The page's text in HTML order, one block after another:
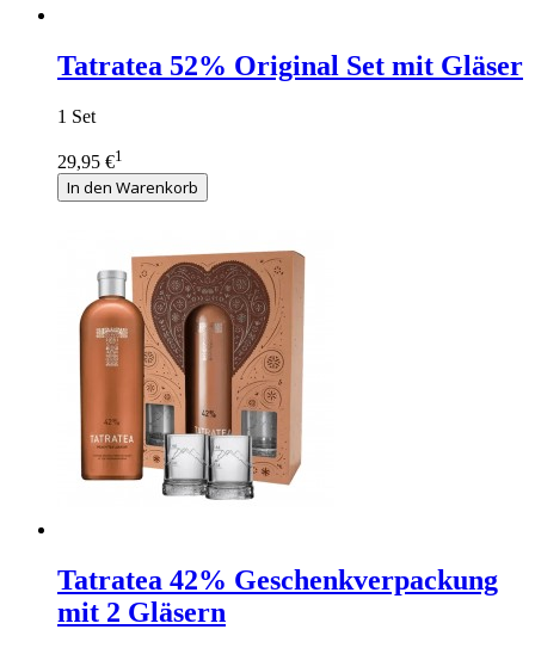
Tatratea 52% Original Set mit Gläser
1 Set
29,95 €1
In den Warenkorb
Tatratea 42% Geschenkverpackung
mit 2 Gläsern